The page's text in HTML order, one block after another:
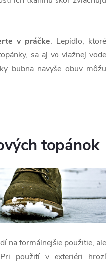
v práčke. Lepidlo, ktoré
sa aj vo vlažnej vode
bubna navyše obuv môžu
topánok
na formálnejšie použitie, ale
použití v exteriéri hrozí